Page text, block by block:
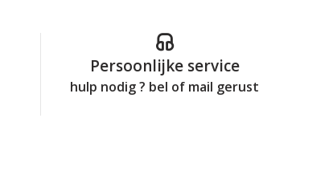
Persoonlijke service
hulp nodig ? bel of mail gerust